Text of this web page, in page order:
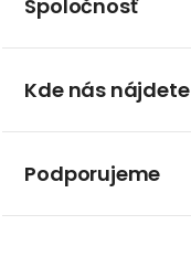
Spoločnosť
Kde nás nájdete
Podporujeme